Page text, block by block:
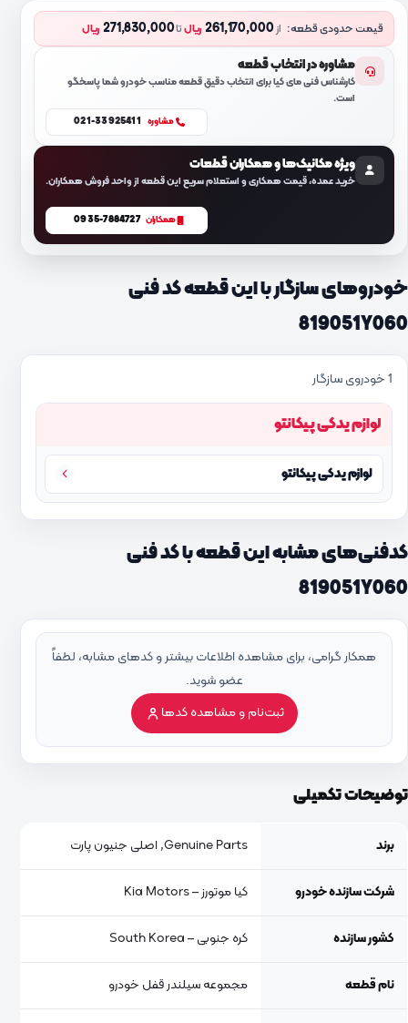
قیمت حدودی قطعه: از261,170,000 ریالتا271,830,000 ریال
مشاوره در انتخاب قطعه
کارشناس فنی مای کیا برای انتخاب دقیق قطعه مناسب خودرو شما پاسخگو
است.
مشاوره 021-33925411
ویژه مکانیک‌ها و همکاران قطعات
خرید عمده، قیمت همکاری و استعلام سریع این قطعه از واحد فروش همکاران.
همکاران 0935-7884727
خودروهای سازگار با این قطعه کد فنی
819051Y060
1 خودروی سازگار
لوازم یدکی پیکانتو
لوازم یدکی پیکانتو
کدفنی‌های مشابه این قطعه با کد فنی
819051Y060
همکار گرامی، برای مشاهده اطلاعات بیشتر و کدهای مشابه، لطفاً
عضو شوید.
ثبت‌نام و مشاهده کدها
توضیحات تکمیلی
برند Genuine Parts, اصلی جنیون پارت
شرکت سازنده خودرو کیا موتورز – Kia Motors
کشور سازنده کره جنوبی – South Korea
نام قطعه مجموعه سیلندر قفل خودرو